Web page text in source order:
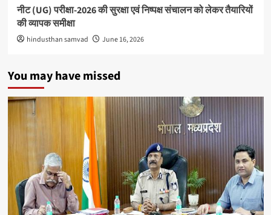
नीट (UG) परीक्षा-2026 की सुरक्षा एवं निष्पक्ष संचालन को लेकर तैयारियों
की व्यापक समीक्षा
hindusthan samvad June 16, 2026
You may have missed